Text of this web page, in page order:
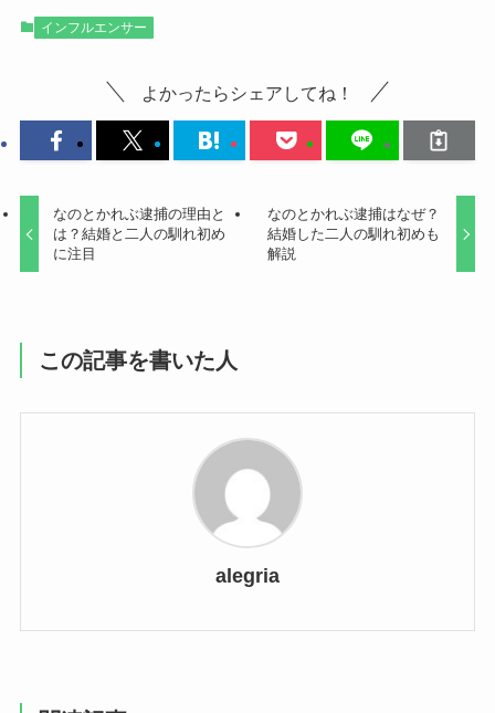
インフルエンサー
よかったらシェアしてね！
なのとかれぶ逮捕の理由と
は？結婚と二人の馴れ初め
に注目
なのとかれぶ逮捕はなぜ？
結婚した二人の馴れ初めも
解説
この記事を書いた人
alegria